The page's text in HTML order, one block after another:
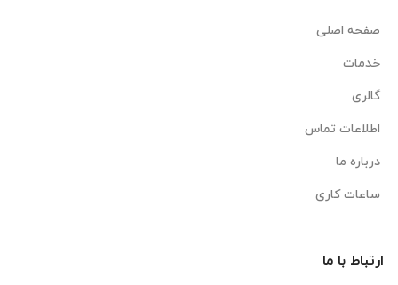
صفحه اصلی
خدمات
گالری
اطلاعات تماس
درباره ما
ساعات کاری
ارتباط با ما